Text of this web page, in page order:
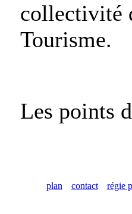
collectivité
Tourisme.
Les points
plan contact régie